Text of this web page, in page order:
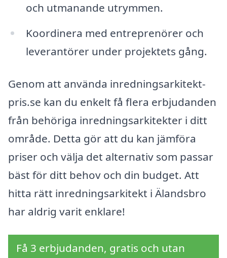
och utmanande utrymmen.
Koordinera med entreprenörer och
leverantörer under projektets gång.
Genom att använda inredningsarkitekt-
pris.se kan du enkelt få flera erbjudanden
från behöriga inredningsarkitekter i ditt
område. Detta gör att du kan jämföra
priser och välja det alternativ som passar
bäst för ditt behov och din budget. Att
hitta rätt inredningsarkitekt i Älandsbro
har aldrig varit enklare!
Få 3 erbjudanden, gratis och utan